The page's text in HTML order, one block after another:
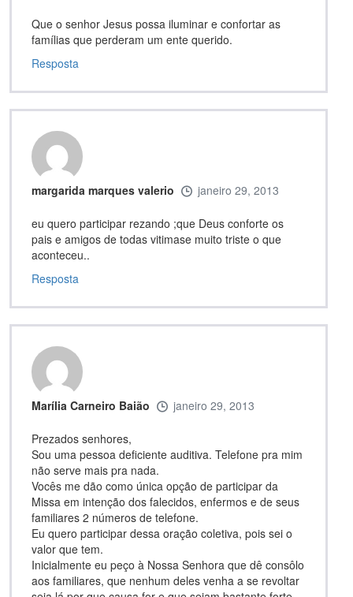
Que o senhor Jesus possa iluminar e confortar as
famílias que perderam um ente querido.
Resposta
margarida marques valerio janeiro 29, 2013
eu quero participar rezando ;que Deus conforte os
pais e amigos de todas vitimase muito triste o que
aconteceu..
Resposta
Marília Carneiro Baião janeiro 29, 2013
Prezados senhores,
Sou uma pessoa deficiente auditiva. Telefone pra mim
não serve mais pra nada.
Vocês me dão como única opção de participar da
Missa em intenção dos falecidos, enfermos e de seus
familiares 2 números de telefone.
Eu quero participar dessa oração coletiva, pois sei o
valor que tem.
Inicialmente eu peço à Nossa Senhora que dê consôlo
aos familiares, que nenhum deles venha a se revoltar